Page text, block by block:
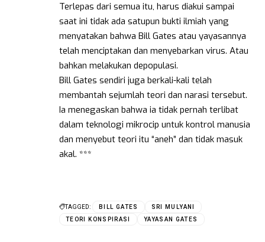
Terlepas dari semua itu, harus diakui sampai
saat ini tidak ada satupun bukti ilmiah yang
menyatakan bahwa Bill Gates atau yayasannya
telah menciptakan dan menyebarkan virus. Atau
bahkan melakukan depopulasi.
Bill Gates sendiri juga berkali-kali telah
membantah sejumlah teori dan narasi tersebut.
Ia menegaskan bahwa ia tidak pernah terlibat
dalam teknologi mikrocip untuk kontrol manusia
dan menyebut teori itu “aneh” dan tidak masuk
akal. ***
TAGGED: BILL GATES
SRI MULYANI
TEORI KONSPIRASI
YAYASAN GATES